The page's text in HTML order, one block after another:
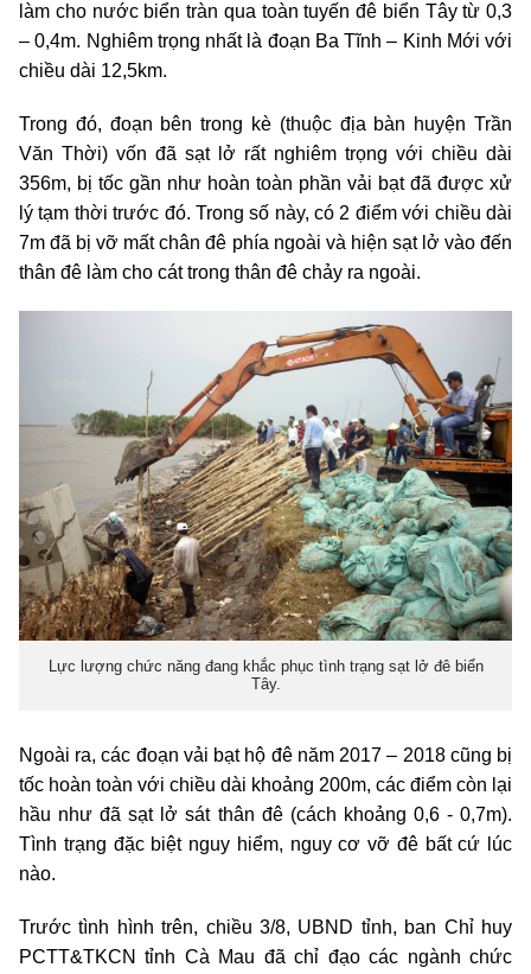
làm cho nước biển tràn qua toàn tuyến đê biển Tây từ 0,3
– 0,4m. Nghiêm trọng nhất là đoạn Ba Tĩnh – Kinh Mới với
chiều dài 12,5km.
Trong đó, đoạn bên trong kè (thuộc địa bàn huyện Trần
Văn Thời) vốn đã sạt lở rất nghiêm trọng với chiều dài
356m, bị tốc gần như hoàn toàn phần vải bạt đã được xử
lý tạm thời trước đó. Trong số này, có 2 điểm với chiều dài
7m đã bị vỡ mất chân đê phía ngoài và hiện sạt lở vào đến
thân đê làm cho cát trong thân đê chảy ra ngoài.
Lực lượng chức năng đang khắc phục tình trạng sạt lở đê biển
Tây.
Ngoài ra, các đoạn vải bạt hộ đê năm 2017 – 2018 cũng bị
tốc hoàn toàn với chiều dài khoảng 200m, các điểm còn lại
hầu như đã sạt lở sát thân đê (cách khoảng 0,6 - 0,7m).
Tình trạng đặc biệt nguy hiểm, nguy cơ vỡ đê bất cứ lúc
nào.
Trước tình hình trên, chiều 3/8, UBND tỉnh, ban Chỉ huy
PCTT&TKCN tỉnh Cà Mau đã chỉ đạo các ngành chức